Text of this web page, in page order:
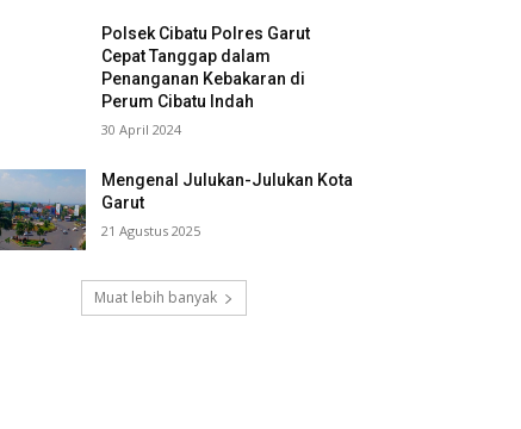
Polsek Cibatu Polres Garut
Cepat Tanggap dalam
Penanganan Kebakaran di
Perum Cibatu Indah
30 April 2024
Mengenal Julukan-Julukan Kota
Garut
21 Agustus 2025
Muat lebih banyak